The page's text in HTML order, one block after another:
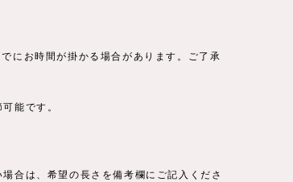
にお時間が掛かる場合があります。ご了承
能です。
合は、希望の長さを備考欄にご記入くださ